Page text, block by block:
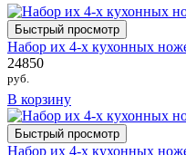
Быстрый просмотр
Набор их 4-х кухонных
24850
руб.
В корзину
Быстрый просмотр
Набор их 4-х кухонных